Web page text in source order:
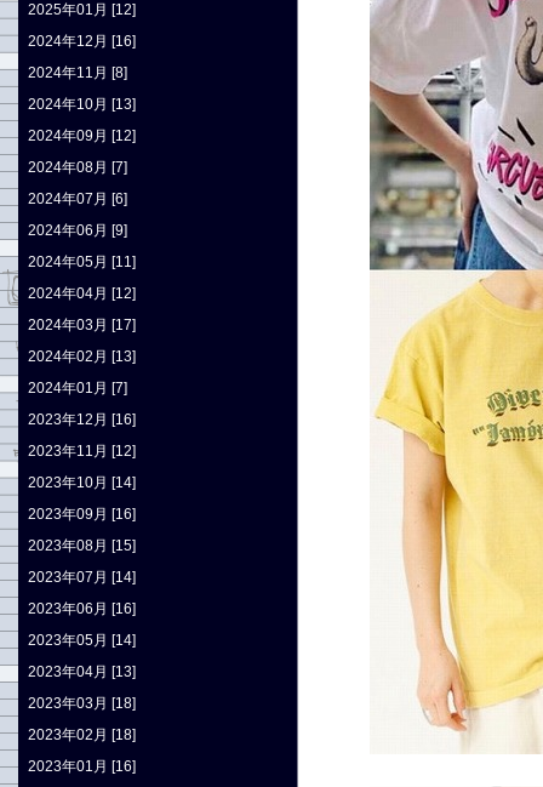
2025年01月 [12]
2024年12月 [16]
2024年11月 [8]
2024年10月 [13]
2024年09月 [12]
2024年08月 [7]
2024年07月 [6]
2024年06月 [9]
2024年05月 [11]
2024年04月 [12]
2024年03月 [17]
2024年02月 [13]
2024年01月 [7]
2023年12月 [16]
2023年11月 [12]
2023年10月 [14]
2023年09月 [16]
2023年08月 [15]
2023年07月 [14]
2023年06月 [16]
2023年05月 [14]
2023年04月 [13]
2023年03月 [18]
2023年02月 [18]
2023年01月 [16]